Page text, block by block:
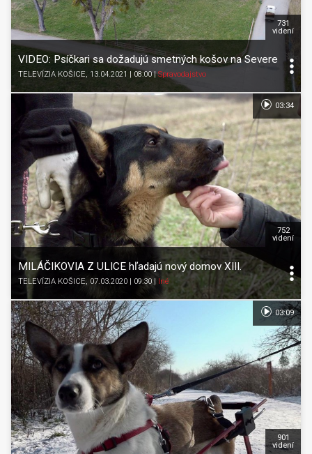
VIDEO: Psíčkari sa dožadujú smetných košov na Severe
TELEVÍZIA KOŠICE, 13.04.2021 | 08:00|Spravodajstvo
731
videní
MILÁČIKOVIA Z ULICE hľadajú nový domov XIII.
TELEVÍZIA KOŠICE, 07.03.2020 | 09:30| Iné
752
videní
03:34
901
videní
03:09